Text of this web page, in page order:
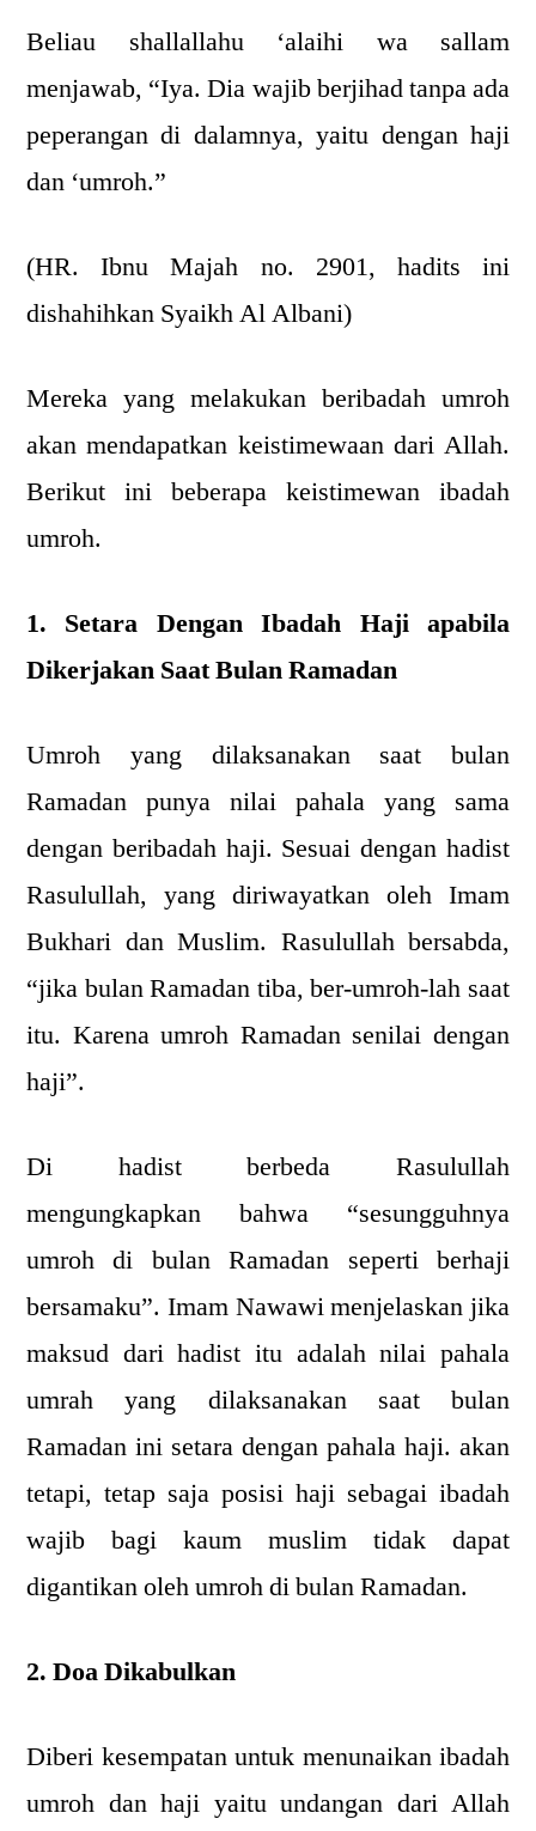
Beliau shallallahu ‘alaihi wa sallam
menjawab, “Iya. Dia wajib berjihad tanpa ada
peperangan di dalamnya, yaitu dengan haji
dan ‘umroh.”
(HR. Ibnu Majah no. 2901, hadits ini
dishahihkan Syaikh Al Albani)
Mereka yang melakukan beribadah umroh
akan mendapatkan keistimewaan dari Allah.
Berikut ini beberapa keistimewan ibadah
umroh.
1. Setara Dengan Ibadah Haji apabila
Dikerjakan Saat Bulan Ramadan
Umroh yang dilaksanakan saat bulan
Ramadan punya nilai pahala yang sama
dengan beribadah haji. Sesuai dengan hadist
Rasulullah, yang diriwayatkan oleh Imam
Bukhari dan Muslim. Rasulullah bersabda,
“jika bulan Ramadan tiba, ber-umroh-lah saat
itu. Karena umroh Ramadan senilai dengan
haji”.
Di hadist berbeda Rasulullah
mengungkapkan bahwa “sesungguhnya
umroh di bulan Ramadan seperti berhaji
bersamaku”. Imam Nawawi menjelaskan jika
maksud dari hadist itu adalah nilai pahala
umrah yang dilaksanakan saat bulan
Ramadan ini setara dengan pahala haji. akan
tetapi, tetap saja posisi haji sebagai ibadah
wajib bagi kaum muslim tidak dapat
digantikan oleh umroh di bulan Ramadan.
2. Doa Dikabulkan
Diberi kesempatan untuk menunaikan ibadah
umroh dan haji yaitu undangan dari Allah